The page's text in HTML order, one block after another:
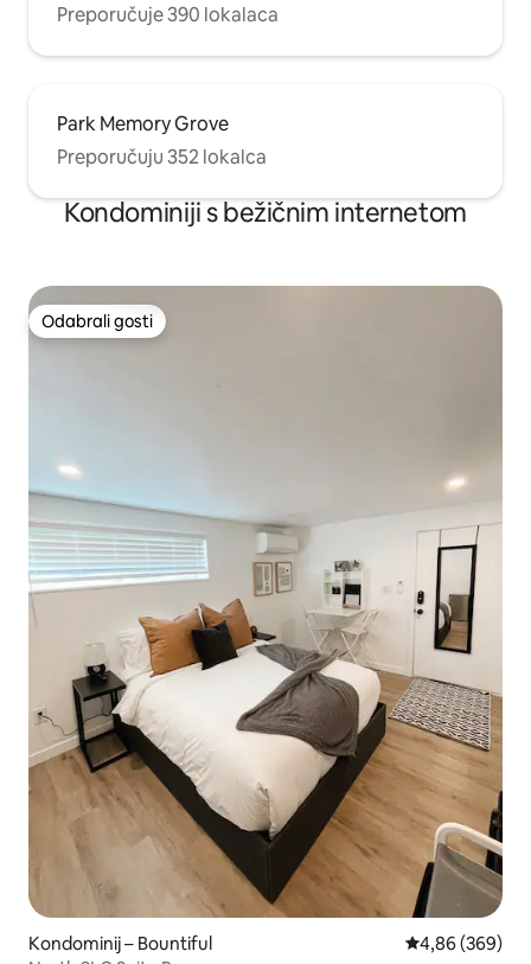
Preporučuje 390 lokalaca
Park Memory Grove
Preporučuju 352 lokalca
Kondominiji s bežičnim internetom
Odabrali gosti
Odabrali gosti
Kondominij – Bountiful Prosječna
4,86 (369)